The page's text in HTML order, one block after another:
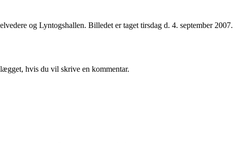
og Lyntogshallen. Billedet er taget tirsdag d. 4. september 2007.
hvis du vil skrive en kommentar.